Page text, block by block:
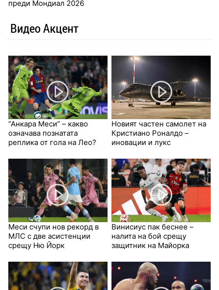
преди Мондиал 2026
Видео Акцент
“Анкара Меси” – какво
означава познатата
реплика от гола на Лео?
Новият частен самолет на
Кристиано Роналдо –
иновации и лукс
Меси счупи нов рекорд в
МЛС с две асистенции
срещу Ню Йорк
Винисиус пак беснее –
налита на бой срещу
защитник на Майорка